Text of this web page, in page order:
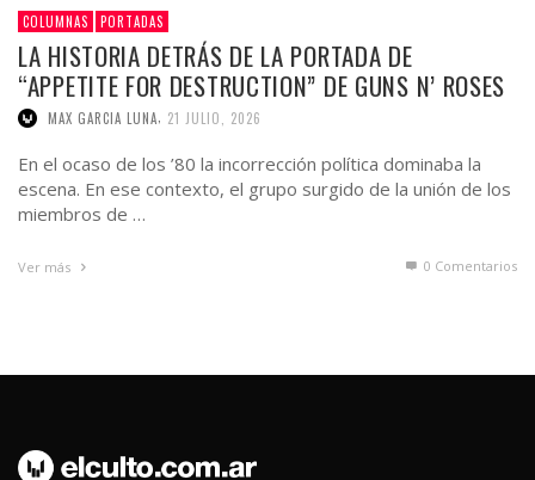
COLUMNAS PORTADAS
LA HISTORIA DETRÁS DE LA PORTADA DE
“APPETITE FOR DESTRUCTION” DE GUNS N’ ROSES
MAX GARCIA LUNA 21 JULIO, 2026
En el ocaso de los ’80 la incorrección política dominaba la
escena. En ese contexto, el grupo surgido de la unión de los
miembros de …
Ver más 0 Comentarios